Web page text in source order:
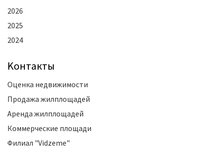
2026
2025
2024
Kонтакты
Оценка недвижимости
Продажа жилплощадей
Аренда жилплощадей
Коммерческие площади
Филиал "Vidzeme"